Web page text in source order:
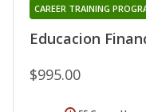
Educacion
CAREER TRAINING
$995.00